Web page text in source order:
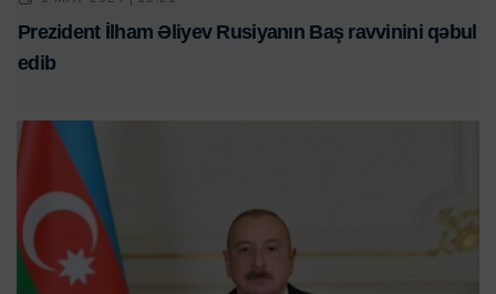
Prezident İlham Əliyev Rusiyanın Baş ravvinini qəbul
edib